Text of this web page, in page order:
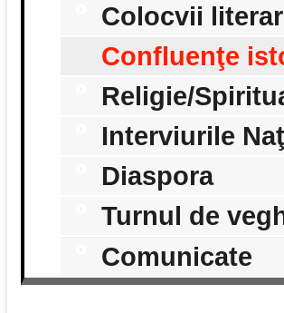
Colocvii
Confluenţe
Religie/
Interviurile
Diaspora
Turnul de
Comunicate